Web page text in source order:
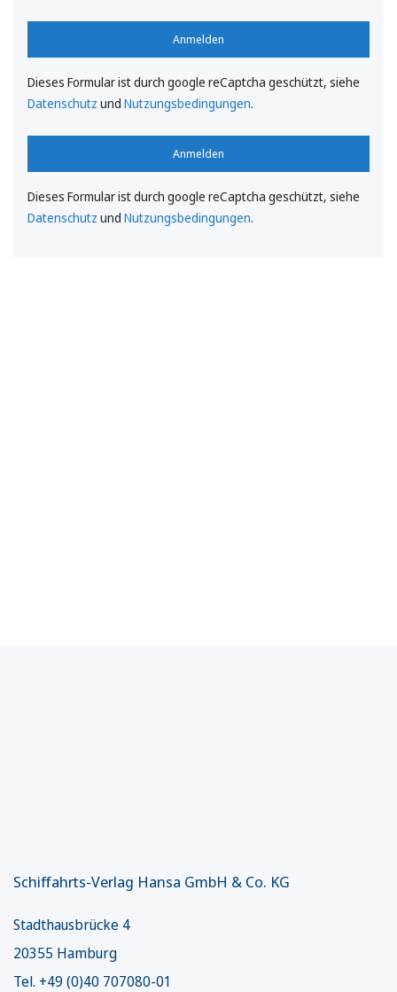
Anmelden
Dieses Formular ist durch google reCaptcha geschützt, siehe
Datenschutz und Nutzungsbedingungen.
Anmelden
Dieses Formular ist durch google reCaptcha geschützt, siehe
Datenschutz und Nutzungsbedingungen.
Schiffahrts-Verlag Hansa GmbH & Co. KG
Stadthausbrücke 4
20355 Hamburg
Tel. +49 (0)40 707080-01